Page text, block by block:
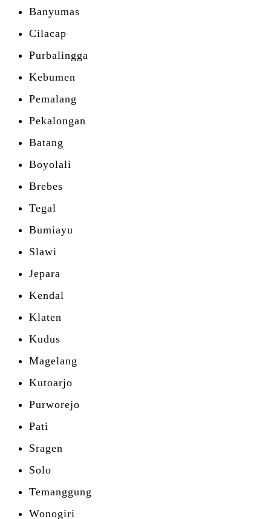
Banyumas
Cilacap
Purbalingga
Kebumen
Pemalang
Pekalongan
Batang
Boyolali
Brebes
Tegal
Bumiayu
Slawi
Jepara
Kendal
Klaten
Kudus
Magelang
Kutoarjo
Purworejo
Pati
Sragen
Solo
Temanggung
Wonogiri